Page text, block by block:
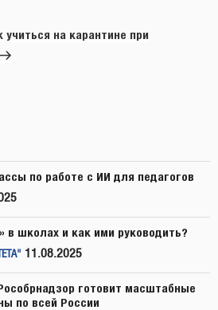
на карантине при
по работе с ИИ для педагогов
в школах и как ими руководить?
11.08.2025
готовит масштабные
по всей России